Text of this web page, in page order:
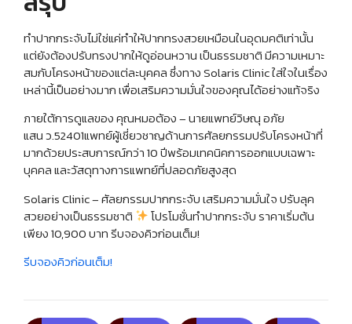
ทำปากกระจับไม่ใช่แค่ทำให้ปากทรงสวยเหมือนในอุดมคติเท่านั้น
แต่ยังต้องปรับทรงปากให้ดูอ่อนหวาน เป็นธรรมชาติ มีความเหมาะ
สมกับโครงหน้าของแต่ละบุคคล ซึ่งทาง Solaris Clinic ใส่ใจในเรื่อง
เหล่านี้เป็นอย่างมาก เพื่อเสริมความมั่นใจของคุณได้อย่างแท้จริง
ภายใต้การดูแลของ คุณหมอต้อง – นายแพทย์วิษณุ อภัย
แสน ว.52401แพทย์ผู้เชี่ยวชาญด้านการศัลยกรรมปรับโครงหน้าที่
มากด้วยประสบการณ์กว่า 10 ปีพร้อมเทคนิคการออกแบบเฉพาะ
บุคคล และวัสดุทางการแพทย์ที่ปลอดภัยสูงสุด
Solaris Clinic – ศัลยกรรมปากกระจับ เสริมความมั่นใจ ปรับลุค
สวยอย่างเป็นธรรมชาติ
โปรโมชั่นทำปากกระจับ ราคาเริ่มต้น
เพียง 10,900 บาท รีบจองคิวก่อนเต็ม!
รีบจองคิวก่อนเต็ม!